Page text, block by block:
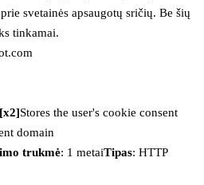
svetainės apsaugotų sričių. Be šių
tinkamai.
Stores the user's cookie consent
domain
trukmė: 1 metaiTipas: HTTP